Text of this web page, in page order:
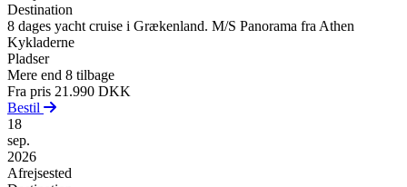
Destination
8 dages yacht cruise i Grækenland. M/S Panorama fra Athen
Kykladerne
Pladser
Mere end 8 tilbage
Fra pris 21.990 DKK
Bestil
18
sep.
2026
Afrejsested